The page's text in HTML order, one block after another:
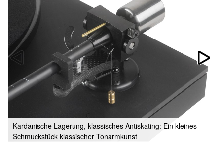
Kardanische Lagerung, klassisches Antiskating: Ein kleines
Schmuckstück klassischer Tonarmkunst